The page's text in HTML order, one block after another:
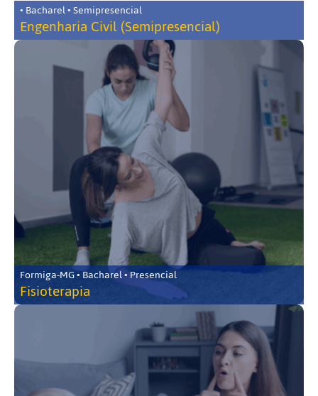
• Bacharel • Semipresencial
Engenharia Civil (Semipresencial)
Formiga-MG • Bacharel • Presencial
Fisioterapia